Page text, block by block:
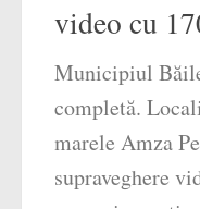
video cu
Municipiul
completă.
marele Amza
supraveghere